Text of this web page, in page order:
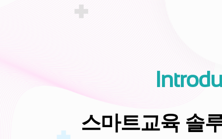
스마트교육 솔